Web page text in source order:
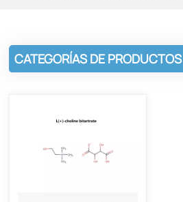
CATEGORÍAS DE PRODUCTOS